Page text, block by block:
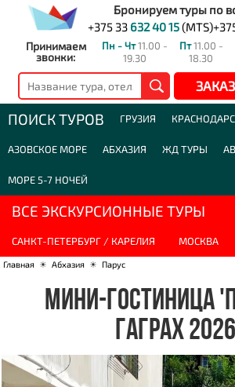
Бронируем туры по
+375 33 632 40 15(MTS)
Принимаем
звонки:
Пн - Чт11.00 -
19.30
Пт11.00 -
18.30
ПОИСК ТУРОВ ГРУЗИЯ
АЗОВСКОЕ МОРЕ АБХАЗИЯ ЖД ТУРЫ
МОРЕ 5-7 НОЧЕЙ
ВСЕ ЭКСКУРСИОННЫЕ ТУРЫ
САНКТ-ПЕТЕРБУРГ / КАРЕЛИЯ МОСКВА
Главная ☀ Абхазия ☀ Парус
МИНИ-ГОСТИНИЦА
ГАГРАХ 2026